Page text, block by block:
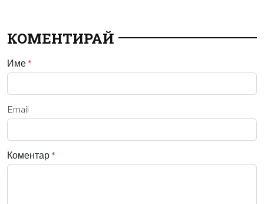
КОМЕНТИРАЙ
Име *
Email
Коментар *